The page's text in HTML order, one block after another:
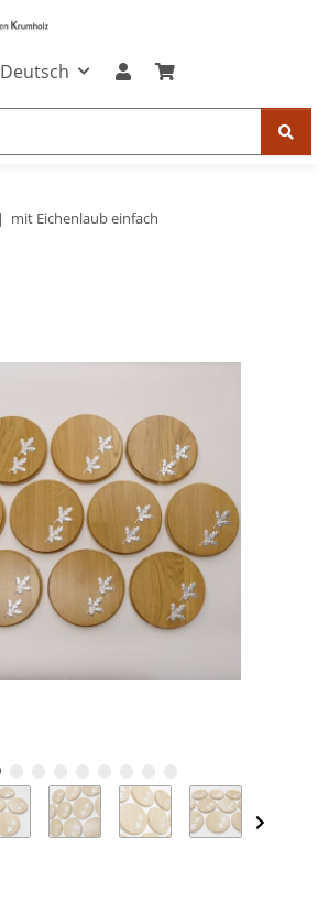
Deutsch
mit Eichenlaub einfach